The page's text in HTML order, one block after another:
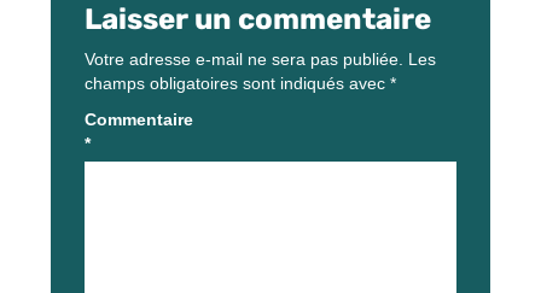
Laisser un commentaire
Votre adresse e-mail ne sera pas publiée. Les
champs obligatoires sont indiqués avec *
Commentaire
*